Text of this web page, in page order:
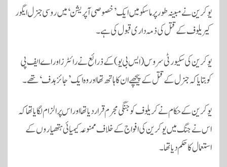
یوکرین نے مبینہ طور پر ماسکو میں ایک ’خصوصی آپریشن‘ میں روسی جنرل ایگور
کیریلوف کے قتل کی ذمہ داری قبول کی ہے۔
یوکرین کی سکیورٹی سروس (ایس بی یو) کے ذرائع نے رائٹرز اور اے ایف پی
کو بتایا کہ جنرل کے قتل کے پیچھے ان کا ہاتھ تھا اور وہ ایک ’جائز ہدف‘ تھے۔
یوکرین کے حکام نے کریلوف کو جنگی مجرم قرار دیا تھا اور اس پر الزام لگایا تھا کہ
اس نے جنگ میں یوکرین کی افواج کے خلاف ممنوعہ کیمیائی ہتھیاروں کے
استعمال کا حکم دیا تھا۔